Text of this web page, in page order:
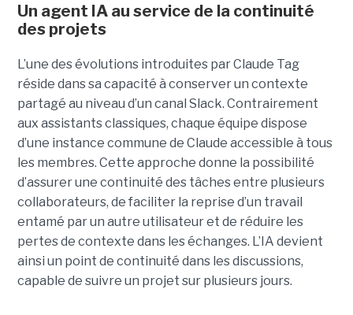
Un agent IA au service de la continuité
des projets
L’une des évolutions introduites par Claude Tag
réside dans sa capacité à conserver un contexte
partagé au niveau d’un canal Slack. Contrairement
aux assistants classiques, chaque équipe dispose
d’une instance commune de Claude accessible à tous
les membres. Cette approche donne la possibilité
d’assurer une continuité des tâches entre plusieurs
collaborateurs, de faciliter la reprise d’un travail
entamé par un autre utilisateur et de réduire les
pertes de contexte dans les échanges. L’IA devient
ainsi un point de continuité dans les discussions,
capable de suivre un projet sur plusieurs jours.